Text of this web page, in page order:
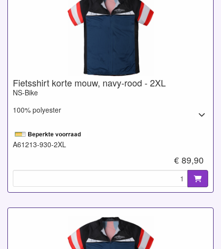
Fietsshirt korte mouw, navy-rood - 2XL
NS-Bike
100% polyester
A61213-930-2XL
€ 89,90